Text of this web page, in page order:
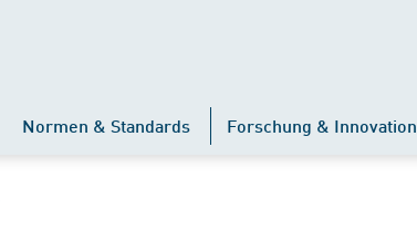
Normen & Standards Forschung & Innovation